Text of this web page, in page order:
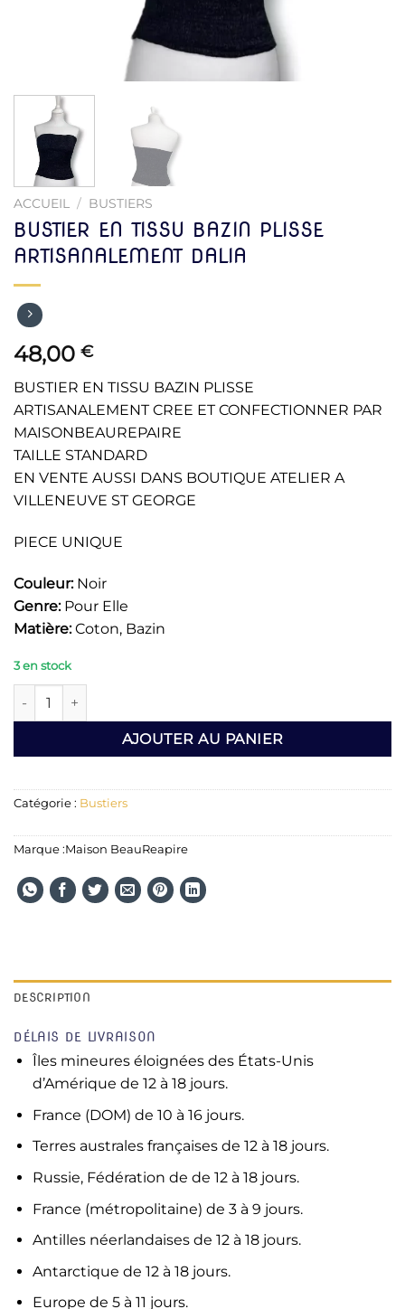
ACCUEIL / BUSTIERS
BUSTIER EN TISSU BAZIN PLISSE
ARTISANALEMENT DALIA
48,00 €
BUSTIER EN TISSU BAZIN PLISSE
ARTISANALEMENT CREE ET CONFECTIONNER PAR
MAISONBEAUREPAIRE
TAILLE STANDARD
EN VENTE AUSSI DANS BOUTIQUE ATELIER A
VILLENEUVE ST GEORGE
PIECE UNIQUE
Couleur: Noir
Genre: Pour Elle
Matière:Coton, Bazin
3 en stock
quantité de BUSTIER EN TISSU BAZIN PLISSE
AJOUTER AU PANIER
Catégorie : Bustiers
Marque :Maison BeauReapire
DESCRIPTION
DÉLAIS DE LIVRAISON
Îles mineures éloignées des États-Unis
d’Amérique de 12 à 18 jours.
France (DOM) de 10 à 16 jours.
Terres australes françaises de 12 à 18 jours.
Russie, Fédération de de 12 à 18 jours.
France (métropolitaine) de 3 à 9 jours.
Antilles néerlandaises de 12 à 18 jours.
Antarctique de 12 à 18 jours.
Europe de 5 à 11 jours.